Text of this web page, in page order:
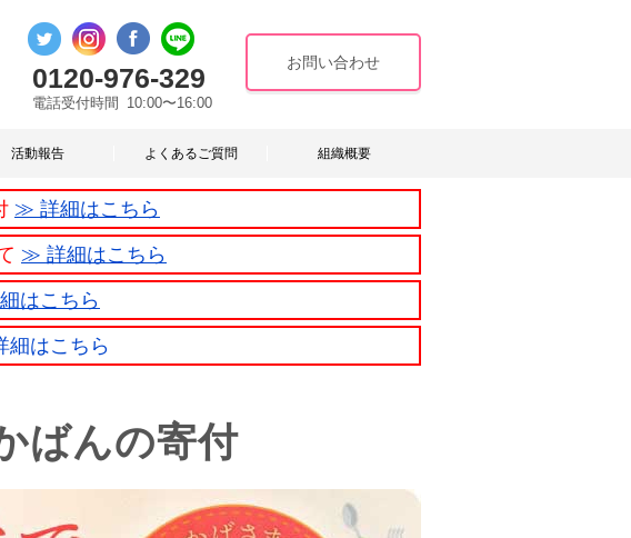
0120-976-329
電話受付時間 10:00〜16:00
お問い合わせ
活動報告 よくあるご質問 組織概要
≫ 詳細はこちら
≫ 詳細はこちら
はこちら
はこちら
ばんの寄付